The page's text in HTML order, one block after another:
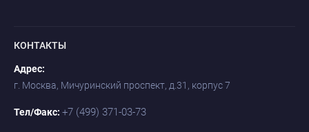
КОНТАКТЫ
Адрес:
г. Москва, Мичуринский проспект, д.31, корпус 7
Тел/Факс: +7 (499) 371-03-73